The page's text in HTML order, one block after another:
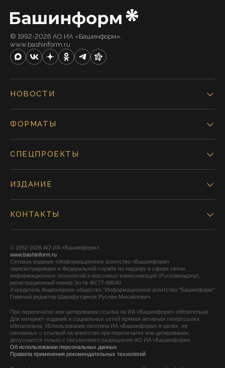
© 1992-2026 АО ИА «Башинформ».
www.bashinform.ru
НОВОСТИ
ФОРМАТЫ
СПЕЦПРОЕКТЫ
ИЗДАНИЕ
КОНТАКТЫ
© 1992-2026 АО ИА «Башинформ».
www.bashinform.ru
Сетевое издание «Информационное агентство «Башинформ»
зарегистрировано в Федеральной службе по надзору в сфере связи,
информационных технологий и массовых коммуникаций (Роскомнадзор),
регистрационный номер Эл № ФС77-88040
Учредитель Акционерное общество "Информационное агентство "Башинформ"
Главный редактор Шарафутдинов Руслан Михайлович
При перепечатке или цитировании ссылка на ИА «Башинформ» обязательна.
Для интернет-изданий и социальных сетей прямая активная гиперссылка
обязательна. Использование логотипа ИА «Башинформ» в целях, не
связанных с ссылкой на агентство при перепечатке или цитировании,
допускается только с письменного разрешения АО ИА «Башинформ».
Об использовании персональных данных
Правила применения рекомендательных технологий